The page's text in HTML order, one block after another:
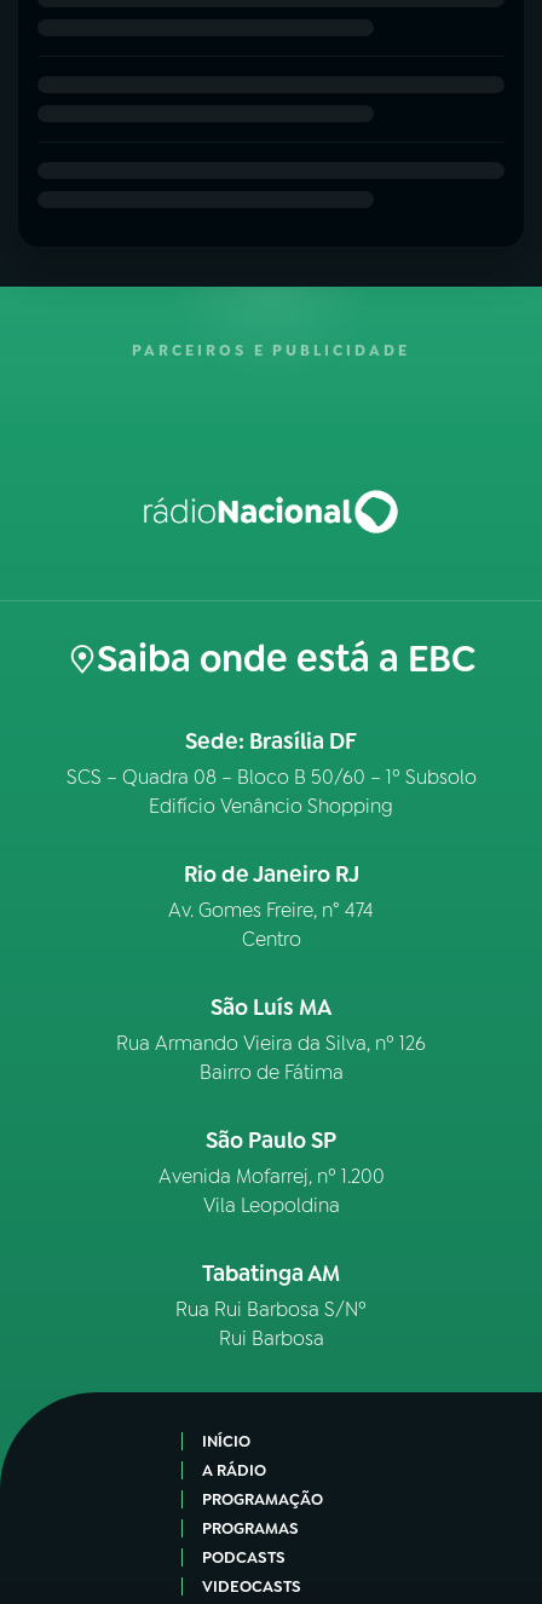
PARCEIROS E PUBLICIDADE
Saiba onde está a EBC
Sede: Brasília DF
SCS – Quadra 08 – Bloco B 50/60 – 1º Subsolo
Edifício Venâncio Shopping
Rio de Janeiro RJ
Av. Gomes Freire, n° 474
Centro
São Luís MA
Rua Armando Vieira da Silva, nº 126
Bairro de Fátima
São Paulo SP
Avenida Mofarrej, nº 1.200
Vila Leopoldina
Tabatinga AM
Rua Rui Barbosa S/Nº
Rui Barbosa
INÍCIO
A RÁDIO
PROGRAMAÇÃO
PROGRAMAS
PODCASTS
VIDEOCASTS